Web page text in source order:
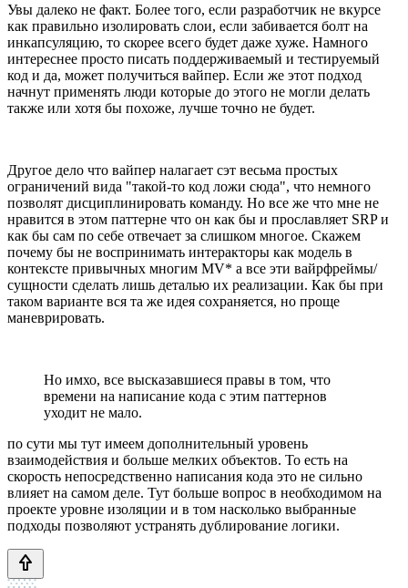
Увы далеко не факт. Более того, если разработчик не вкурсе
как правильно изолировать слои, если забивается болт на
инкапсуляцию, то скорее всего будет даже хуже. Намного
интереснее просто писать поддерживаемый и тестируемый
код и да, может получиться вайпер. Если же этот подход
начнут применять люди которые до этого не могли делать
также или хотя бы похоже, лучше точно не будет.
Другое дело что вайпер налагает сэт весьма простых
ограничений вида "такой-то код ложи сюда", что немного
позволят дисциплинировать команду. Но все же что мне не
нравится в этом паттерне что он как бы и прославляет SRP и
как бы сам по себе отвечает за слишком многое. Скажем
почему бы не воспринимать интеракторы как модель в
контексте привычных многим MV* а все эти вайрфреймы/
сущности сделать лишь деталью их реализации. Как бы при
таком варианте вся та же идея сохраняется, но проще
маневрировать.
Но имхо, все высказавшиеся правы в том, что
времени на написание кода с этим паттернов
уходит не мало.
по сути мы тут имеем дополнительный уровень
взаимодействия и больше мелких объектов. То есть на
скорость непосредственно написания кода это не сильно
влияет на самом деле. Тут больше вопрос в необходимом на
проекте уровне изоляции и в том насколько выбранные
подходы позволяют устранять дублирование логики.